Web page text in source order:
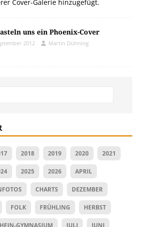
Cover-Galerie hinzugefügt.
uns ein Phoenix-Cover
2012 Martin Dühning
2018 2019 2020 2021
2025 2026 APRIL
CHARTS DEZEMBER
FOLK FRÜHLING HERBST
GYMNASIUM JULI JUNI